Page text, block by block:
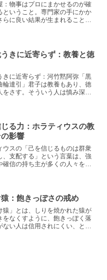
：物事はプロにまかせるのが確
ということ。専門家の手にかか
らに良い結果が生まれることの
任せることの大切...
きに近寄らず：教養と徳
きに近寄らず：河竹黙阿弥「黒
輪達引」君子は教養もあり、徳
をさす。そういう人は慎み深
は、教養と徳の高さ...
る力：ホラティウスの教
影響
ウスの「己を信じるものは群衆
、支配する」という言葉は、強
確信の持ち主が多くの人々を引
響を与えるのかを...
：飽きっぽさの戒め
猿」とは、しりを焼かれた猿が
をなくすように、飽きっぽく落
ない人は信用されにくい、とい